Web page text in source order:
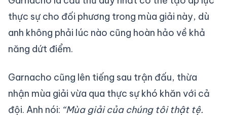
thực sự cho đối phương trong mùa giải này, dù
anh không phải lúc nào cũng hoàn hảo về khả
năng dứt điểm.
Garnacho cũng lên tiếng sau trận đấu, thừa
nhận mùa giải vừa qua thực sự khó khăn với cả
đội. Anh nói: “Mùa giải của chúng tôi thật tệ.